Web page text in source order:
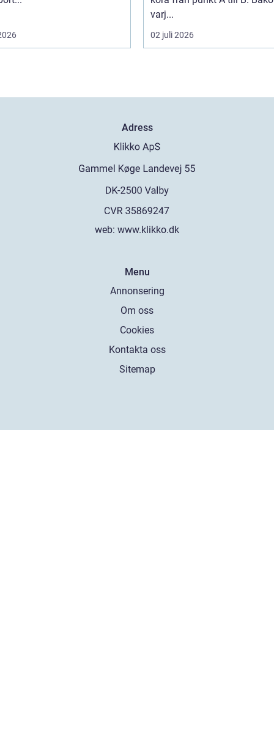
varj...
02 juli 2026
Adress
web: www.klikko.dk
Menu
Annonsering
Om oss
Cookies
Kontakta oss
Sitemap